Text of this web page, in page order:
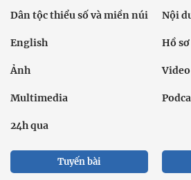
Dân tộc thiểu số và miền núi Nội
English Hồ sơ
Ảnh Video
Multimedia
24h qua
Tuyến bài